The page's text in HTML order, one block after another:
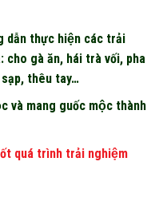
dẫn thực hiện các trải
cho gà ăn, hái trà vối, pha
thêu tay…
và mang guốc mộc thành
quá trình trải nghiệm